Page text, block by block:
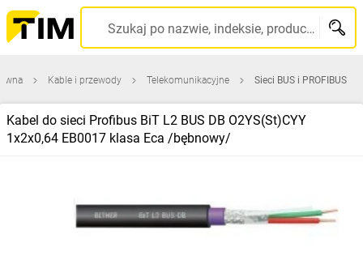
Szukaj po nazwie, indeksie, producencie, kodzie kreskowym...
Kable i przewody Telekomunikacyjne Sieci BUS i PROFIBUS
Kabel do sieci Profibus BiT L2 BUS DB O2YS(St)CYY
1x2x0,64 EB0017 klasa Eca /bębnowy/